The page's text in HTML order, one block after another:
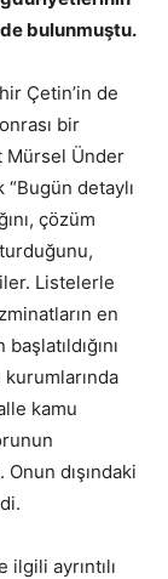
bulunmuştu.
Çetin’in de
bir
Mürsel Ünder
detaylı
çözüm
Listelerle
en
kamu
dışındaki
ilgili ayrıntılı